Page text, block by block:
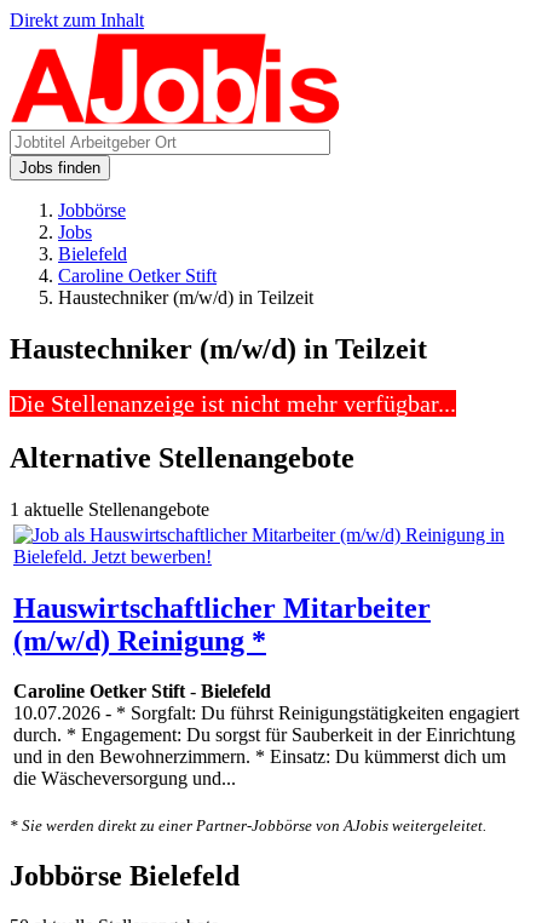
Direkt zum Inhalt
Jobs finden
Jobbörse
Jobs
Bielefeld
Caroline Oetker Stift
Haustechniker (m/w/d) in Teilzeit
Haustechniker (m/w/d) in Teilzeit
Die Stellenanzeige ist nicht mehr verfügbar...
Alternative Stellenangebote
1 aktuelle Stellenangebote
Hauswirtschaftlicher Mitarbeiter
(m/w/d) Reinigung *
Caroline Oetker Stift- Bielefeld
10.07.2026 - * Sorgfalt: Du führst Reinigungstätigkeiten engagiert
durch. * Engagement: Du sorgst für Sauberkeit in der Einrichtung
und in den Bewohnerzimmern. * Einsatz: Du kümmerst dich um
die Wäscheversorgung und...
* Sie werden direkt zu einer Partner-Jobbörse von AJobis weitergeleitet.
Jobbörse Bielefeld